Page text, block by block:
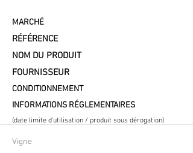
MARCHÉ
RÉFÉRENCE
NOM DU PRODUIT
FOURNISSEUR
CONDITIONNEMENT
INFORMATIONS RÉGLEMENTAIRES
(date limite d'utilisation / produit sous dérogation)
Vigne